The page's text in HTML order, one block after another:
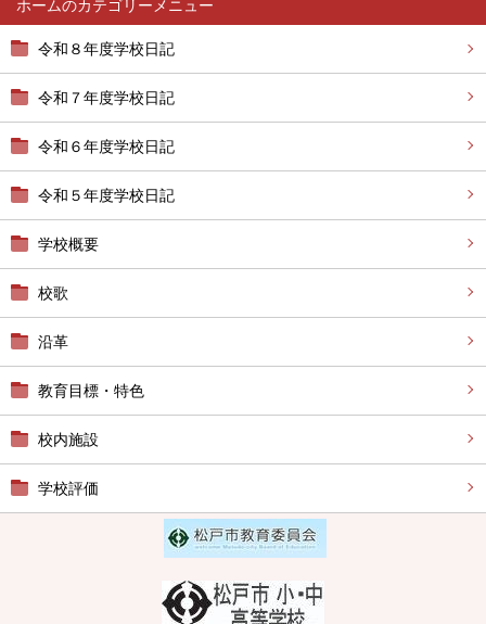
ホーム
令和８年度学校日記
令和７年度学校日記
令和６年度学校日記
令和５年度学校日記
学校概要
校歌
沿革
教育目標・特色
校内施設
学校評価